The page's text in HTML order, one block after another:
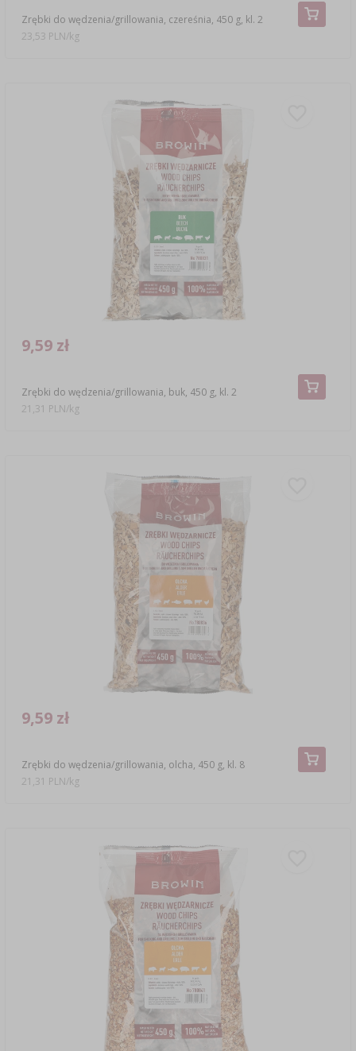
Zrębki do wędzenia/grillowania, czereśnia, 450 g, kl. 2
23,53 PLN/kg
Zrębki do wędzenia/grillowania, buk, 450 g, kl. 2
9,59 zł
21,31 PLN/kg
Zrębki do wędzenia/grillowania, olcha, 450 g, kl. 8
9,59 zł
21,31 PLN/kg